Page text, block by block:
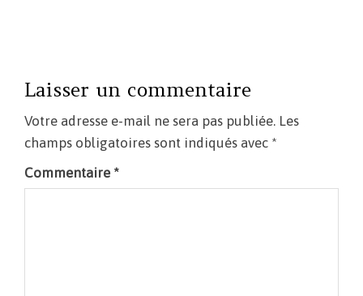
Laisser un commentaire
Votre adresse e-mail ne sera pas publiée. Les
champs obligatoires sont indiqués avec *
Commentaire *